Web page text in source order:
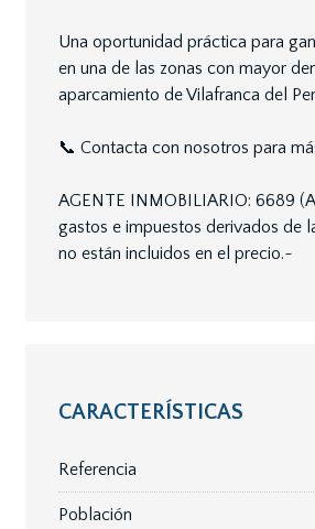
Una oportunidad práctica para
en una de las zonas con mayor
aparcamiento de Vilafranca del
📞 Contacta con nosotros para
AGENTE INMOBILIARIO: 6689
gastos e impuestos derivados de
no están incluidos en el precio.~
CARACTERÍSTICAS
Referencia
Población